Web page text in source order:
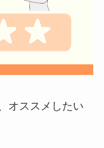
オススメしたい